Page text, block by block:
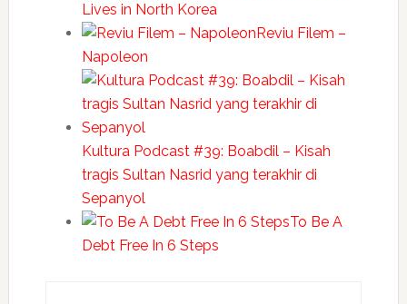
Lives in North Korea
Reviu Filem –
Napoleon
Kultura Podcast #39: Boabdil – Kisah
tragis Sultan Nasrid yang terakhir di
Sepanyol
To Be A
Debt Free In 6 Steps